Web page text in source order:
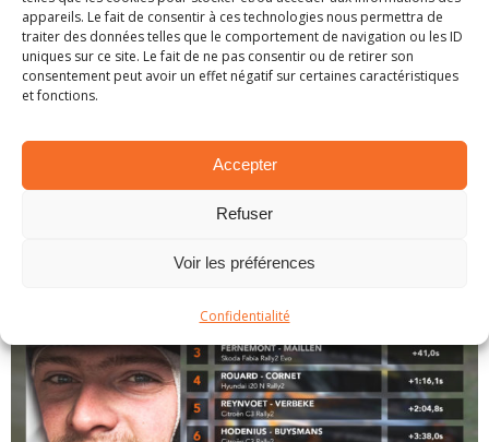
appareils. Le fait de consentir à ces technologies nous permettra de
traiter des données telles que le comportement de navigation ou les ID
uniques sur ce site. Le fait de ne pas consentir ou de retirer son
consentement peut avoir un effet négatif sur certaines caractéristiques
et fonctions.
Accepter
Refuser
Voir les préférences
Confidentialité
Neuville. En ce qui concerne les bavaroises,
Francky Boulot s’offre les lauriers en M-Cup. Chez
les anciennes, c’est Sébastien Incardona qui
a largement mené la compétition après
l’abandon de Thomas Delrez.